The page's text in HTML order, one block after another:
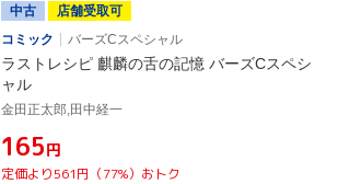
中古
店舗受取可
コミック
バーズCスペシャル
ラストレシピ 麒麟の舌の記憶 バーズCスペシ
ャル
金田正太郎,田中経一
¥165円
定価より561円（77%）おトク